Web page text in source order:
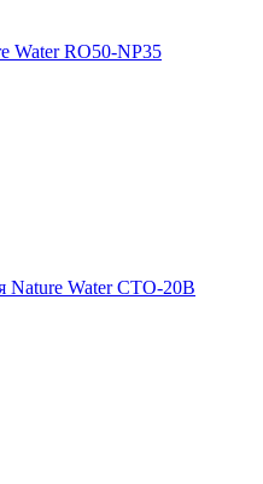
Water RO50-NP35
Nature Water CTO-20B